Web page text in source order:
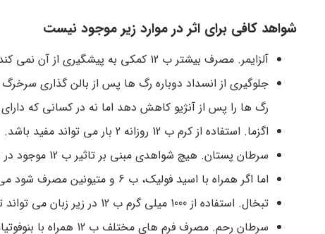
شواهد کافی برای اثر در موارد زیر موجود نیست
آلزایمر. مصرف بیشتر ب 12 کمکی به پیشگیری از آن نمی کند.
رگ ها را پس از آنژیو کاهش دهد اما نه در کسانی که
اگزما. استفاده از کرم ب 12 روزانه 2 بار می تواند مفید باشد.
سرطان پستان. هیچ شواهدی مبنی بر تاثیر ب 12 موجود در غذا بر کاهش خطر ابتلا وجود ندارد.
اما اگر همراه با اسید فولیک، ب 6 و متیونین مصرف شود می تواند اثرگذار باشد.
تبخال. استفاده از 1000 میلی گرم ب 12 در زیر زبان می تواند تعداد تبخال ها، ماندگاری آنها و درد آنها را کاهش دهد.
سرطان رحم. مصرف فرم های مختلف ب 12 همراه با بنوفوتیامین و بی6 می تواند برخی علائم درد های عصبی مربوط به دیابت را کاهش دهد.